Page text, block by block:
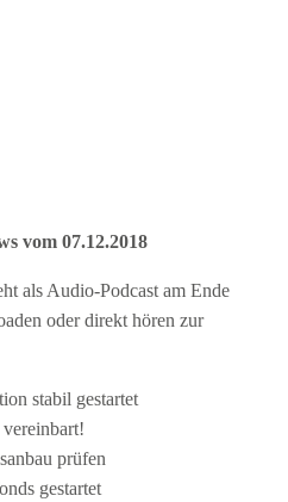
vom 07.12.2018
als Audio-Podcast am Ende
oder direkt hören zur
stabil gestartet
prüfen
gestartet